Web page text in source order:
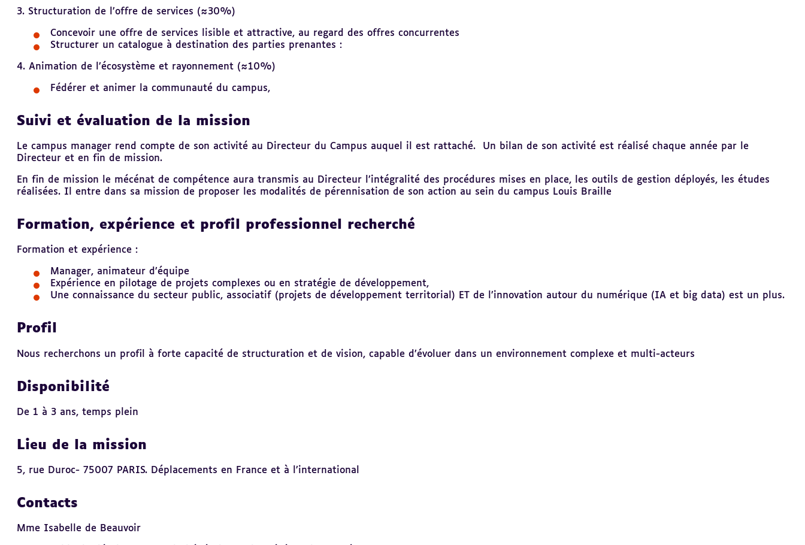
3. Structuration de l’offre de services (≈30%)
Concevoir une offre de services lisible et attractive, au regard des offres concurrentes
Structurer un catalogue à destination des parties prenantes :
4. Animation de l’écosystème et rayonnement (≈10%)
Fédérer et animer la communauté du campus,
Suivi et évaluation de la mission
Le campus manager rend compte de son activité au Directeur du Campus auquel il est rattaché. Un bilan de son activité est réalisé chaque année par le
Directeur et en fin de mission.
En fin de mission le mécénat de compétence aura transmis au Directeur l’intégralité des procédures mises en place, les outils de gestion déployés, les études
réalisées. Il entre dans sa mission de proposer les modalités de pérennisation de son action au sein du campus Louis Braille
Formation, expérience et profil professionnel recherché
Formation et expérience :
Manager, animateur d’équipe
Expérience en pilotage de projets complexes ou en stratégie de développement,
Une connaissance du secteur public, associatif (projets de développement territorial) ET de l’innovation autour du numérique (IA et big data) est un plus.
Profil
Nous recherchons un profil à forte capacité de structuration et de vision, capable d’évoluer dans un environnement complexe et multi-acteurs
Disponibilité
De 1 à 3 ans, temps plein
Lieu de la mission
5, rue Duroc- 75007 PARIS. Déplacements en France et à l’international
Contacts
Mme Isabelle de Beauvoir